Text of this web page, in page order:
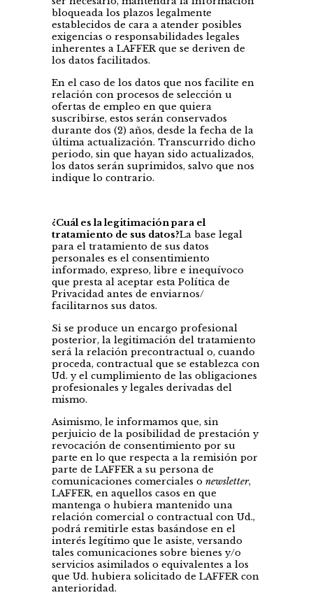
bloqueada los plazos legalmente
establecidos de cara a atender posibles
exigencias o responsabilidades legales
inherentes a LAFFER que se deriven de
los datos facilitados.
En el caso de los datos que nos facilite en
relación con procesos de selección u
ofertas de empleo en que quiera
suscribirse, estos serán conservados
durante dos (2) años, desde la fecha de la
última actualización. Transcurrido dicho
periodo, sin que hayan sido actualizados,
los datos serán suprimidos, salvo que nos
indique lo contrario.
¿Cuál es la legitimación para el
tratamiento de sus datos?La base legal
para el tratamiento de sus datos
personales es el consentimiento
informado, expreso, libre e inequívoco
que presta al aceptar esta Política de
Privacidad antes de enviarnos/
facilitarnos sus datos.
Si se produce un encargo profesional
posterior, la legitimación del tratamiento
será la relación precontractual o, cuando
proceda, contractual que se establezca con
Ud. y el cumplimiento de las obligaciones
profesionales y legales derivadas del
mismo.
Asimismo, le informamos que, sin
perjuicio de la posibilidad de prestación y
revocación de consentimiento por su
parte en lo que respecta a la remisión por
parte de LAFFER a su persona de
comunicaciones comerciales o newsletter,
LAFFER, en aquellos casos en que
mantenga o hubiera mantenido una
relación comercial o contractual con Ud.,
podrá remitirle estas basándose en el
interés legítimo que le asiste, versando
tales comunicaciones sobre bienes y/o
servicios asimilados o equivalentes a los
que Ud. hubiera solicitado de LAFFER con
anterioridad.